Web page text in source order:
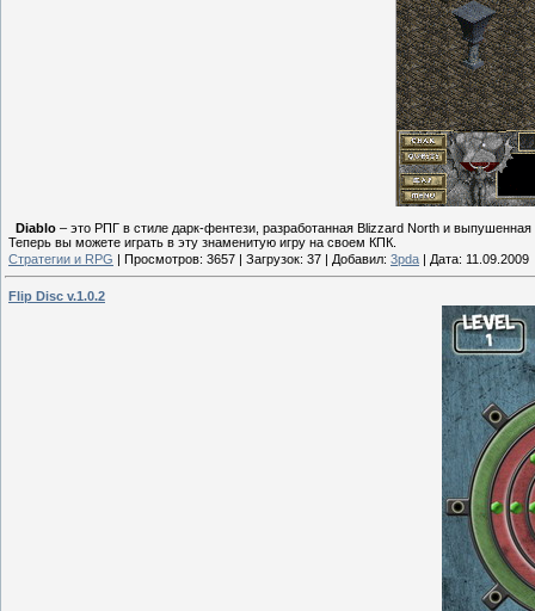
Diablo – это РПГ в стиле дарк-фентези, разработанная Blizzard North и
Теперь вы можете играть в эту знаменитую игру на своем КПК.
Стратегии и RPG | Просмотров: 3657 | Загрузок: 37 | Добавил: 3pda | Дата: 11.09.2009
Flip Disc v.1.0.2